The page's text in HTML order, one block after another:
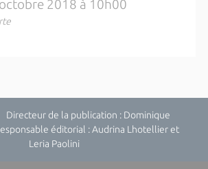
2018 à 10h00
de la publication : Dominique
éditorial : Audrina Lhotellier et
Leria Paolini